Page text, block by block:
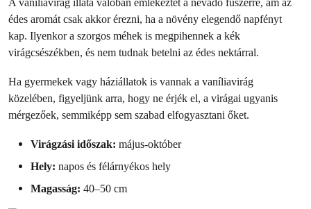
édes aromát csak akkor érezni, ha a növény elegendő napfényt
kap. Ilyenkor a szorgos méhek is megpihennek a kék
virágcsészékben, és nem tudnak betelni az édes nektárral.
Ha gyermekek vagy háziállatok is vannak a vaníliavirág
közelében, figyeljünk arra, hogy ne érjék el, a virágai ugyanis
mérgezőek, semmiképp sem szabad elfogyasztani őket.
Virágzási időszak: május-október
Hely: napos és félárnyékos hely
Magasság: 40–50 cm